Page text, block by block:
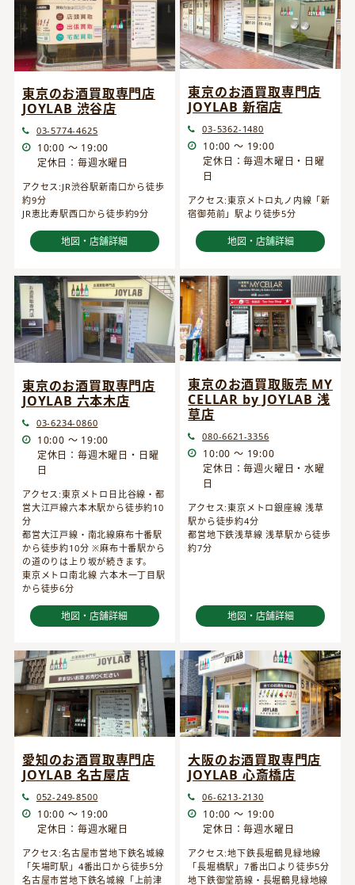
東京のお酒買取専門店
JOYLAB 渋谷店
03-5774-4625
10:00 ～ 19:00
定休日：毎週水曜日
アクセス:JR渋谷駅新南口から徒歩
約9分
JR恵比寿駅西口から徒歩約9分
地図・店舗詳細
東京のお酒買取専門店
JOYLAB 新宿店
03-5362-1480
10:00 ～ 19:00
定休日：毎週木曜日・日曜
日
アクセス:東京メトロ丸ノ内線「新
宿御苑前」駅より徒歩5分
地図・店舗詳細
東京のお酒買取専門店
JOYLAB 六本木店
03-6234-0860
10:00 ～ 19:00
定休日：毎週木曜日・日曜
日
アクセス:東京メトロ日比谷線・都
営大江戸線六本木駅から徒歩約10
分
都営大江戸線・南北線麻布十番駅
から徒歩約10分 ※麻布十番駅から
の道のりは上り坂が続きます。
東京メトロ南北線 六本木一丁目駅
から徒歩6分
地図・店舗詳細
東京のお酒買取販売 MY
CELLAR by JOYLAB 浅
草店
080-6621-3356
10:00 ～ 19:00
定休日：毎週火曜日・水曜
日
アクセス:東京メトロ銀座線 浅草
駅から徒歩約4分
都営地下鉄浅草線 浅草駅から徒歩
約7分
地図・店舗詳細
愛知のお酒買取専門店
JOYLAB 名古屋店
052-249-8500
10:00 ～ 19:00
定休日：毎週水曜日
アクセス:名古屋市営地下鉄名城線
「矢場町駅」4番出口から徒歩5分
名古屋市営地下鉄名城線「上前津
大阪のお酒買取専門店
JOYLAB 心斎橋店
06-6213-2130
10:00 ～ 19:00
定休日：毎週水曜日
アクセス:地下鉄長堀鶴見緑地線
「長堀橋駅」7番出口より徒歩5分
地下鉄御堂筋線・長堀鶴見緑地線